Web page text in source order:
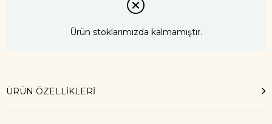
Ürün stoklarımızda kalmamıştır.
ÜRÜN ÖZELLIKLERI